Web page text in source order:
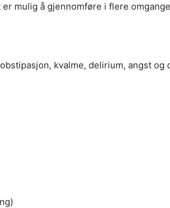
mulig å gjennomføre i flere
kvalme, delirium, angst og